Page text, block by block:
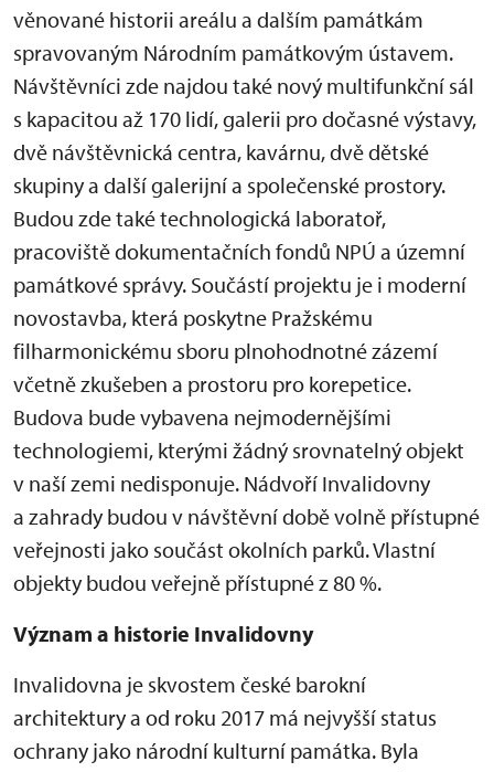
věnované historii areálu a dalším památkám
spravovaným Národním památkovým ústavem.
Návštěvníci zde najdou také nový multifunkční sál
s kapacitou až 170 lidí, galerii pro dočasné výstavy,
dvě návštěvnická centra, kavárnu, dvě dětské
skupiny a další galerijní a společenské prostory.
Budou zde také technologická laboratoř,
pracoviště dokumentačních fondů NPÚ a územní
památkové správy. Součástí projektu je i moderní
novostavba, která poskytne Pražskému
filharmonickému sboru plnohodnotné zázemí
včetně zkušeben a prostoru pro korepetice.
Budova bude vybavena nejmodernějšími
technologiemi, kterými žádný srovnatelný objekt
v naší zemi nedisponuje. Nádvoří Invalidovny
a zahrady budou v návštěvní době volně přístupné
veřejnosti jako součást okolních parků. Vlastní
objekty budou veřejně přístupné z 80 %.
Význam a historie Invalidovny
Invalidovna je skvostem české barokní
architektury a od roku 2017 má nejvyšší status
ochrany jako národní kulturní památka. Byla